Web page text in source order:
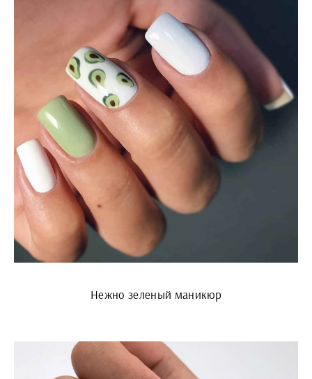
Нежно зеленый маникюр